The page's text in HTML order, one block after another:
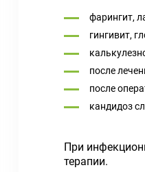
фарингит,
гингивит,
после
после
кандидоз
При
терапии.